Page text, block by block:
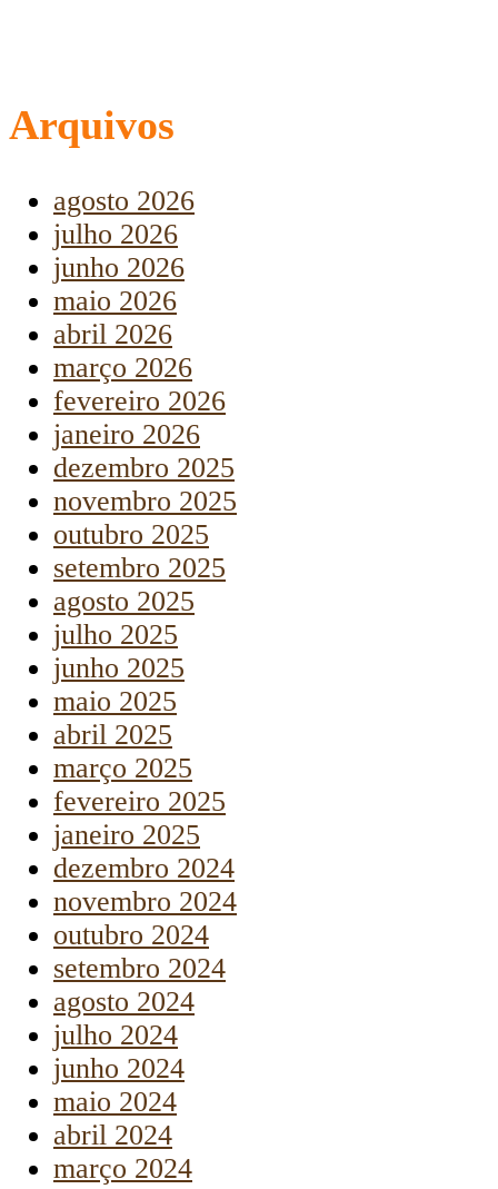
Arquivos
agosto 2026
julho 2026
junho 2026
maio 2026
abril 2026
março 2026
fevereiro 2026
janeiro 2026
dezembro 2025
novembro 2025
outubro 2025
setembro 2025
agosto 2025
julho 2025
junho 2025
maio 2025
abril 2025
março 2025
fevereiro 2025
janeiro 2025
dezembro 2024
novembro 2024
outubro 2024
setembro 2024
agosto 2024
julho 2024
junho 2024
maio 2024
abril 2024
março 2024